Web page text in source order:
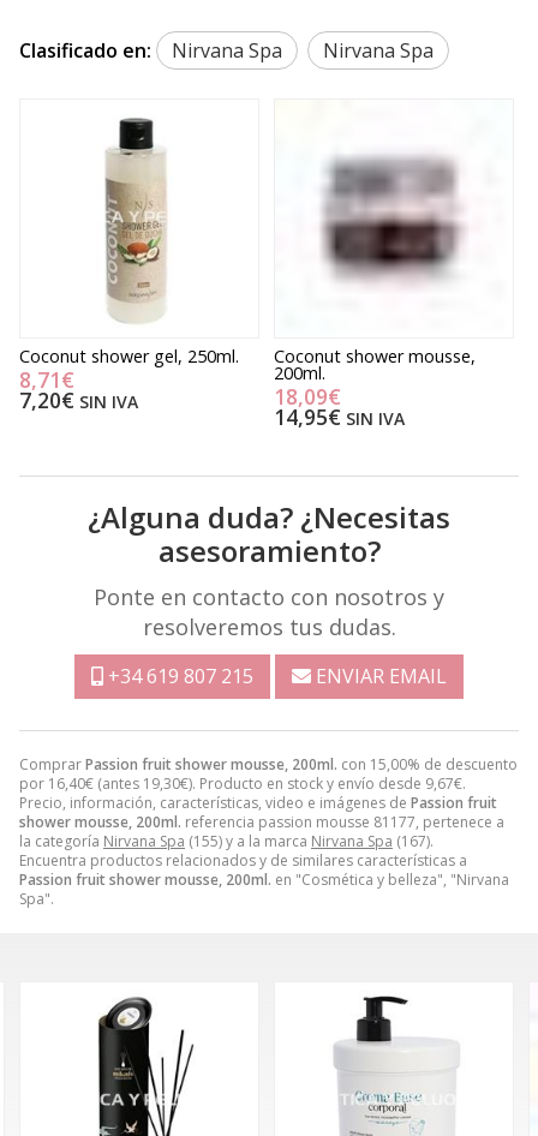
ComprarPassion fruit shower mousse, 200ml. con 15,00% de descuento
por 16,40€ (antes 19,30€). Producto en stock y envío desde 9,67€.
Precio, información, características, video e imágenes de Passion fruit
shower mousse, 200ml. referencia passion mousse 81177, pertenece a
la categoría Nirvana Spa (155) y a la marca Nirvana Spa (167).
Encuentra productos relacionados y de similares características a
Passion fruit shower mousse, 200ml. en "Cosmética y belleza", "Nirvana
Spa".
Clasificado en: Nirvana Spa Nirvana Spa
Coconut shower gel, 250ml.
8,71€
7,20€ SIN IVA
Coconut shower mousse,
200ml.
18,09€
14,95€ SIN IVA
¿Alguna duda? ¿Necesitas
asesoramiento?
Ponte en contacto con nosotros y
resolveremos tus dudas.
+34 619 807 215 ENVIAR EMAIL